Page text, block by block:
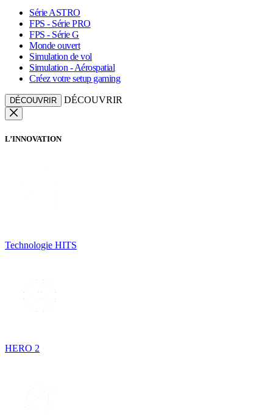
Série ASTRO
FPS - Série PRO
FPS - Série G
Monde ouvert
Simulation de vol
Simulation - Aérospatial
Créez votre setup gaming
DÉCOUVRIR DÉCOUVRIR
L’INNOVATION
Technologie HITS
HERO 2